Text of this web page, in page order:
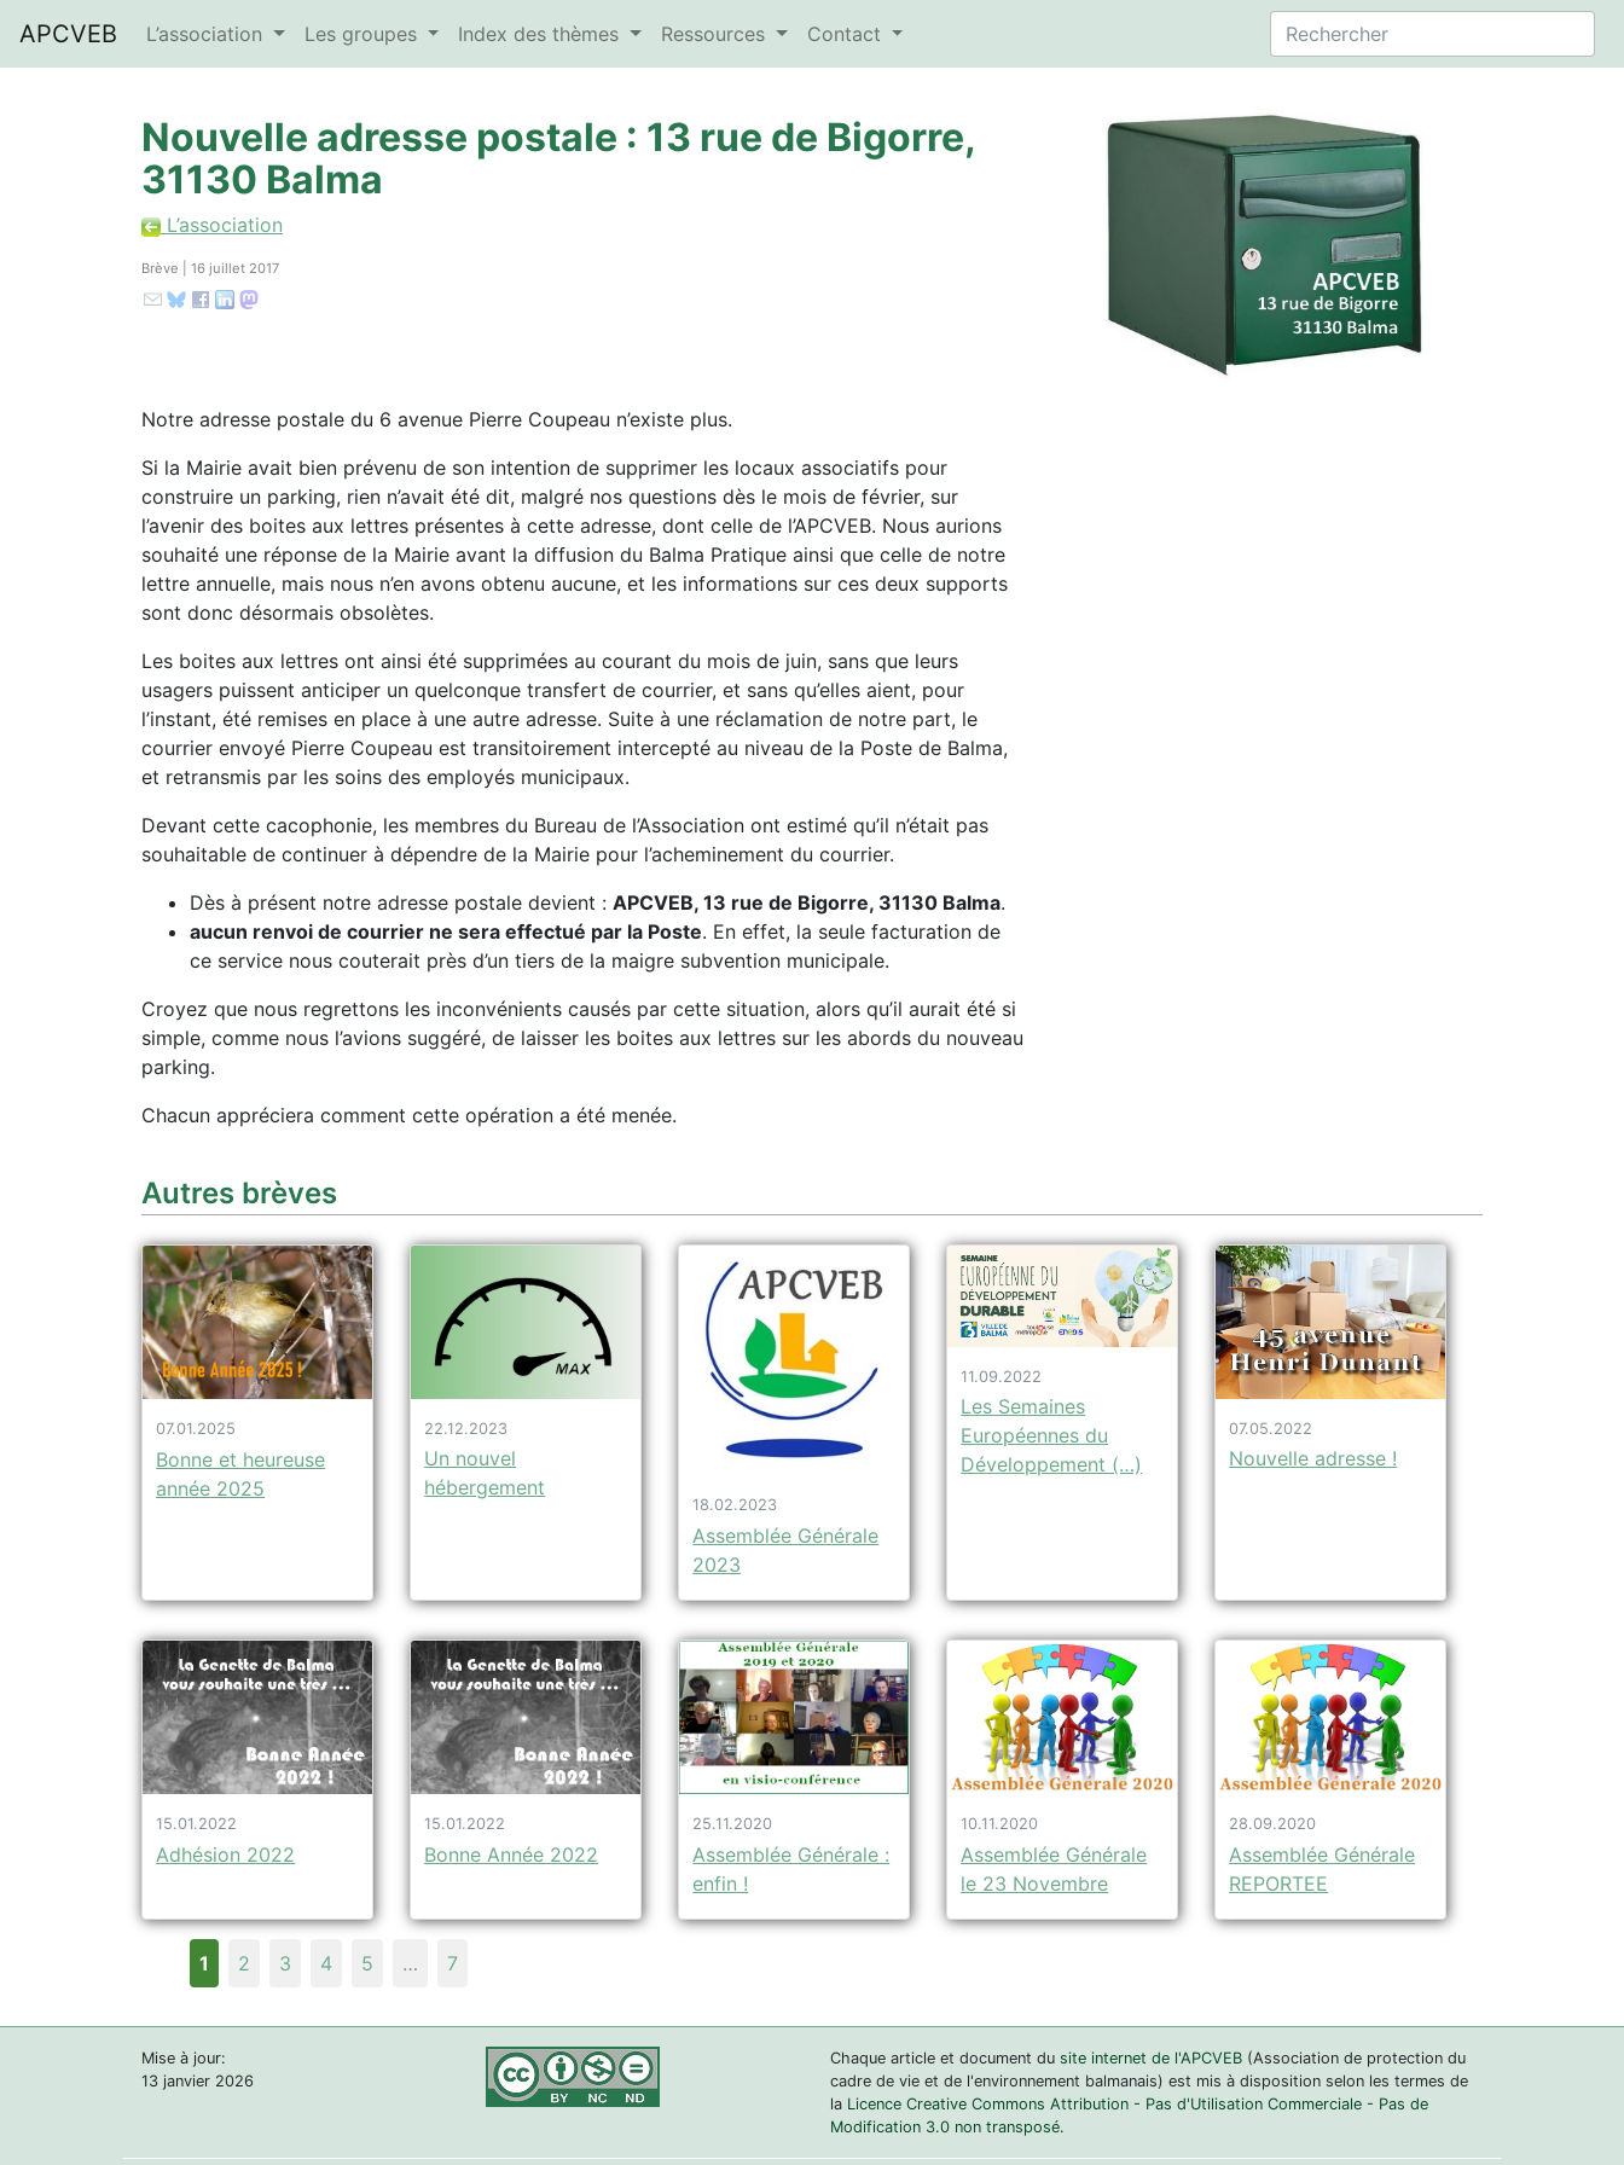
APCVEB L’association Les groupes Index des thèmes Ressources Contact
Nouvelle adresse postale : 13 rue de Bigorre,
31130 Balma
L’association
Brève | 16 juillet 2017
Notre adresse postale du 6 avenue Pierre Coupeau n’existe plus.
Si la Mairie avait bien prévenu de son intention de supprimer les locaux associatifs pour
construire un parking, rien n’avait été dit, malgré nos questions dès le mois de février, sur
l’avenir des boites aux lettres présentes à cette adresse, dont celle de l’APCVEB. Nous aurions
souhaité une réponse de la Mairie avant la diffusion du Balma Pratique ainsi que celle de notre
lettre annuelle, mais nous n’en avons obtenu aucune, et les informations sur ces deux supports
sont donc désormais obsolètes.
Les boites aux lettres ont ainsi été supprimées au courant du mois de juin, sans que leurs
usagers puissent anticiper un quelconque transfert de courrier, et sans qu’elles aient, pour
l’instant, été remises en place à une autre adresse. Suite à une réclamation de notre part, le
courrier envoyé Pierre Coupeau est transitoirement intercepté au niveau de la Poste de Balma,
et retransmis par les soins des employés municipaux.
Devant cette cacophonie, les membres du Bureau de l’Association ont estimé qu’il n’était pas
souhaitable de continuer à dépendre de la Mairie pour l’acheminement du courrier.
Dès à présent notre adresse postale devient : APCVEB, 13 rue de Bigorre, 31130 Balma.
aucun renvoi de courrier ne sera effectué par la Poste. En effet, la seule facturation de
ce service nous couterait près d’un tiers de la maigre subvention municipale.
Croyez que nous regrettons les inconvénients causés par cette situation, alors qu’il aurait été si
simple, comme nous l’avions suggéré, de laisser les boites aux lettres sur les abords du nouveau
parking.
Chacun appréciera comment cette opération a été menée.
Autres brèves
07.01.2025
Bonne et heureuse
année 2025
22.12.2023
Un nouvel
hébergement
18.02.2023
Assemblée Générale
2023
11.09.2022
Les Semaines
Européennes du
Développement (…)
07.05.2022
Nouvelle adresse !
15.01.2022
Adhésion 2022
15.01.2022
Bonne Année 2022
25.11.2020
Assemblée Générale :
enfin !
10.11.2020
Assemblée Générale
le 23 Novembre
28.09.2020
Assemblée Générale
REPORTEE
1 2 3 4 5 … 7
Mise à jour:
13 janvier 2026
Chaque article et document du site internet de l'APCVEB (Association de protection du
cadre de vie et de l'environnement balmanais) est mis à disposition selon les termes de
la Licence Creative Commons Attribution - Pas d'Utilisation Commerciale - Pas de
Modification 3.0 non transposé.